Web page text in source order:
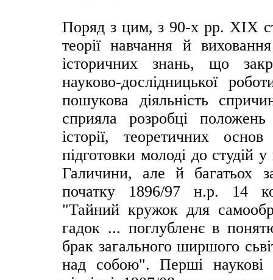
Поряд з цим, з 90-х рр. ХІХ
теорії навчання й
історичних знань, що
науково-дослідницької
пошукова діяльність
сприяла розробці положень
історії, теоретичних
підготовки молоді до студій
Галичини, але й багатьох
початку 1896/97 н.р. 14
"Тайний кружок для
гадок ... поглубленє в
брак загального ширшого
над собою". Перші